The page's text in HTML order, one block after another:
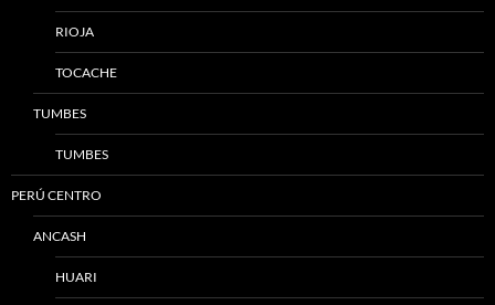
RIOJA
TOCACHE
TUMBES
TUMBES
PERÚ CENTRO
ANCASH
HUARI